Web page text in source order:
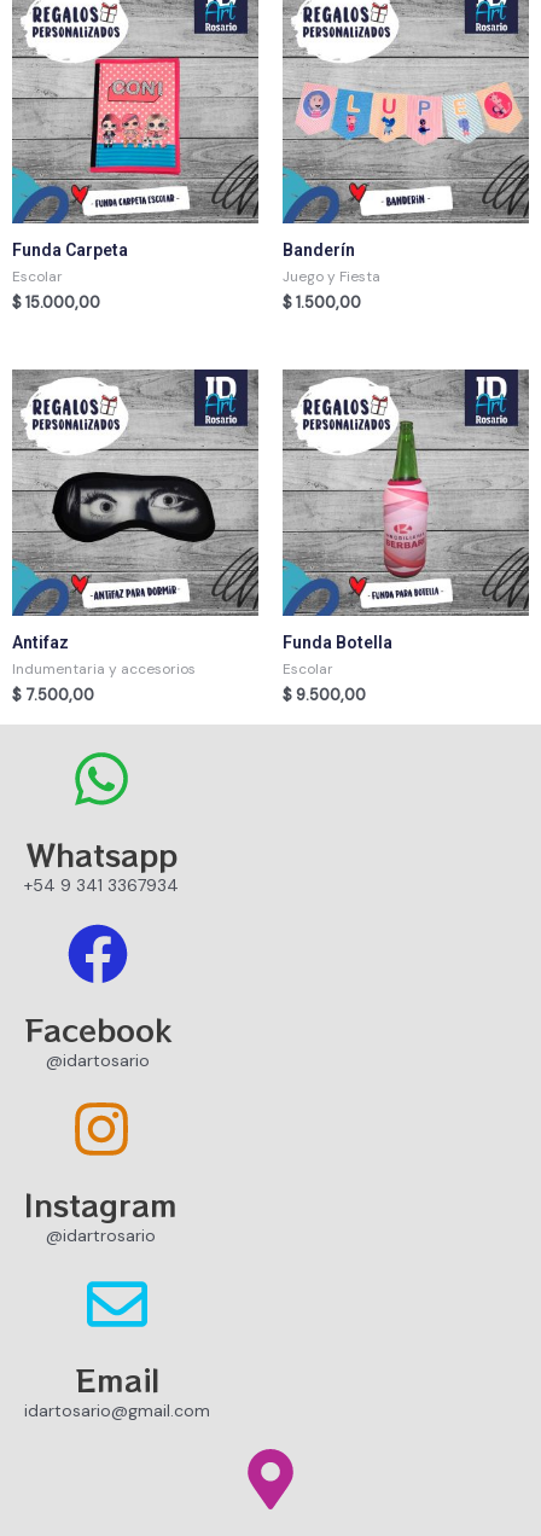
Funda Carpeta
Escolar
$15.000,00
Banderín
Juego y Fiesta
$1.500,00
Antifaz
Indumentaria y accesorios
$ 7.500,00
Funda Botella
Escolar
$9.500,00
Whatsapp
+54 9 341 3367934
Facebook
@idartosario
Instagram
@idartrosario
Email
idartosario@gmail.com